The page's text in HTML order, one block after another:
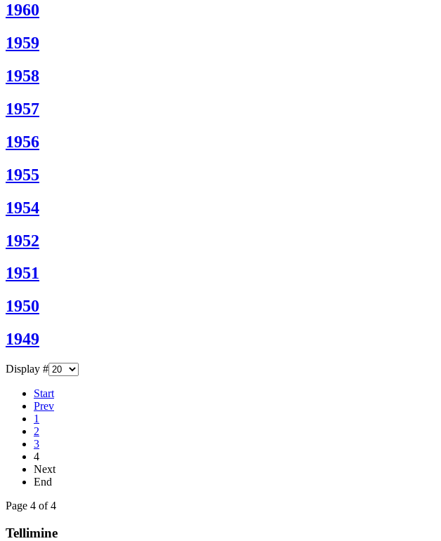
1960
1959
1958
1957
1956
1955
1954
1952
1951
1950
1949
Display #
Start
Prev
1
2
3
4
Next
End
Page 4 of 4
Tellimine